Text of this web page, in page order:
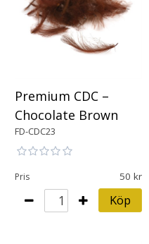
Premium CDC –
Chocolate Brown
FD-CDC23
Pris 50
Köp